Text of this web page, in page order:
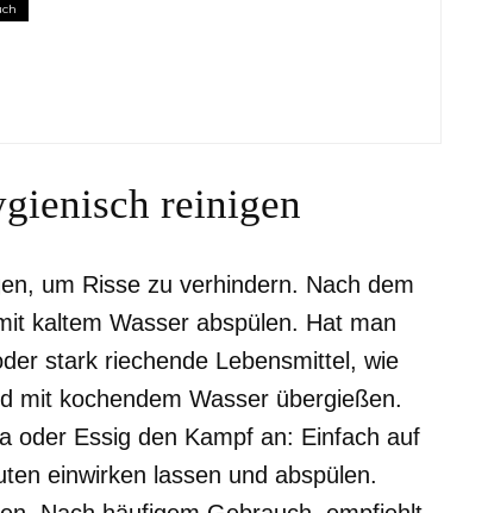
reinigen
um Risse zu verhindern. Nach dem
kaltem Wasser abspülen. Hat man
stark riechende Lebensmittel, wie
mit kochendem Wasser übergießen.
oder Essig den Kampf an: Einfach auf
einwirken lassen und abspülen.